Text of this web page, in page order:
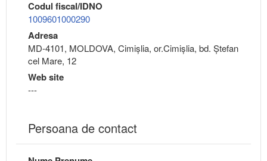
Codul fiscal/IDNO
1009601000290
Adresa
MD-4101, MOLDOVA, Cimişlia, or.Cimişlia, bd. Ștefan
cel Mare, 12
Web site
---
Persoana de contact